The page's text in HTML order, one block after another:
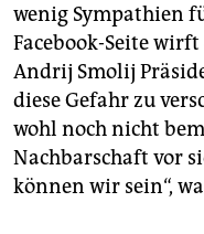
wenig Sympathien
Facebook-Seite
Andrij Smolij
diese Gefahr zu
wohl noch nicht
Nachbarschaft vor
können wir sein“,